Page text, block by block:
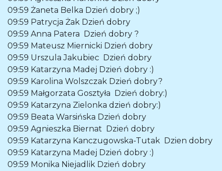
09:59 Żaneta Belka Dzień dobry ;)
09:59 Patrycja Żak Dzień dobry
09:59 Anna Patera Dzień dobry ?
09:59 Mateusz Miernicki Dzień dobry
09:59 Urszula Jakubiec Dzień dobry
09:59 Katarzyna Madej Dzień dobry :)
09:59 Karolina Wolszczak Dzień dobry?
09:59 Małgorzata Gosztyła Dzień dobry:)
09:59 Katarzyna Zielonka dzień dobry:)
09:59 Beata Warsińska Dzień dobry
09:59 Agnieszka Biernat Dzień dobry
09:59 Katarzyna Kanczugowska-Tutak Dzien dobry
09:59 Katarzyna Madej Dzień dobry :)
09:59 Monika Niejadlik Dzień dobry